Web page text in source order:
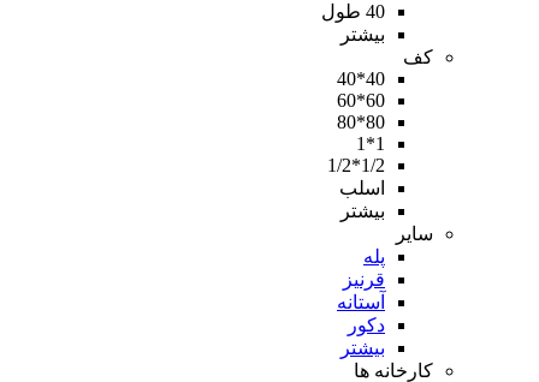
40 طول
بیشتر
کف
40*40
60*60
80*80
1*1
1/2*1/2
اسلب
بیشتر
سایر
پله
قرنیز
آستانه
دکور
بیشتر
کارخانه ها